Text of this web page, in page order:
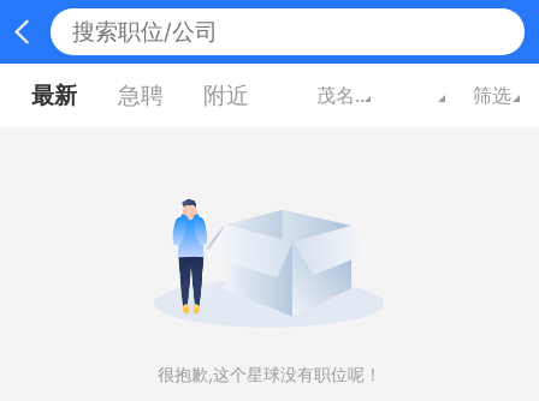
最新 急聘 附近 茂名广东 筛选
很抱歉,这个星球没有职位呢！